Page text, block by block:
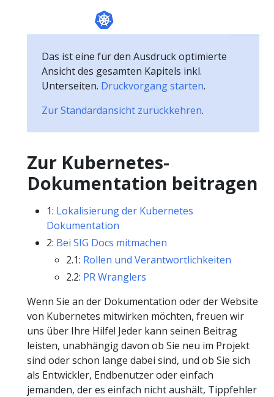
Das ist eine für den Ausdruck optimierte
Ansicht des gesamten Kapitels inkl.
Unterseiten. Druckvorgang starten.
Zur Standardansicht zurückkehren.
Zur Kubernetes-
Dokumentation beitragen
1: Lokalisierung der Kubernetes
Dokumentation
2: Bei SIG Docs mitmachen
2.1: Rollen und Verantwortlichkeiten
2.2: PR Wranglers
Wenn Sie an der Dokumentation oder der Website
von Kubernetes mitwirken möchten, freuen wir
uns über Ihre Hilfe! Jeder kann seinen Beitrag
leisten, unabhängig davon ob Sie neu im Projekt
sind oder schon lange dabei sind, und ob Sie sich
als Entwickler, Endbenutzer oder einfach
jemanden, der es einfach nicht aushält, Tippfehler